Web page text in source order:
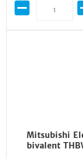
Mitsubishi
bivalent